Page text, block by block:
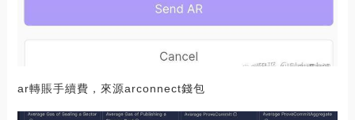
ar轉賬手續費，來源arconnect錢包